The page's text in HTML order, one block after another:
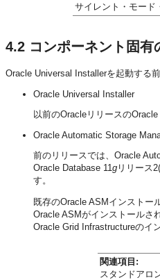
サイレント・モード
4.2 コンポーネント固
Oracle Universal Installerを起動する前
Oracle Universal Installer
以前のOracleリリースの
Oracle Automatic Storage
前のリリースでは、Oracle
Oracle Database 11g リリース
す。
既存のOracle ASMインストー
Oracle ASMがインストールさ
Oracle Grid Infrastructureのイ
関連項目:
スタンドアロ